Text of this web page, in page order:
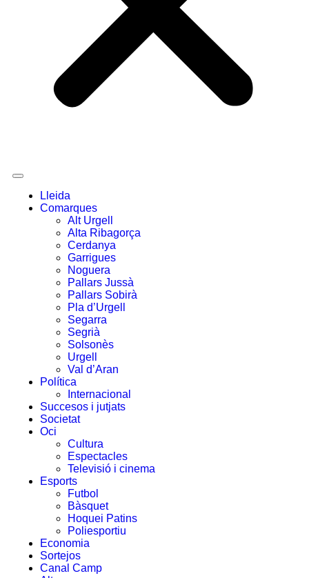
Lleida
Comarques
Alt Urgell
Alta Ribagorça
Cerdanya
Garrigues
Noguera
Pallars Jussà
Pallars Sobirà
Pla d’Urgell
Segarra
Segrià
Solsonès
Urgell
Val d’Aran
Política
Internacional
Succesos i jutjats
Societat
Oci
Cultura
Espectacles
Televisió i cinema
Esports
Futbol
Bàsquet
Hoquei Patins
Poliesportiu
Economia
Sortejos
Canal Camp